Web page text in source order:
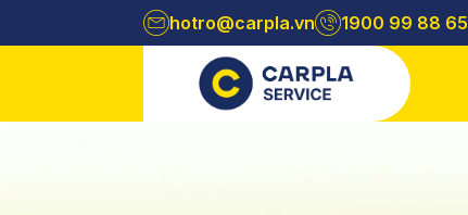
hotro@carpla.vn 1900 99 88 65